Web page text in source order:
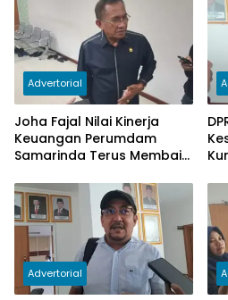
Advertorial
Joha Fajal Nilai Kinerja
Keuangan Perumdam
Samarinda Terus Membaik,
Subsidi Berkurang
Advertorial